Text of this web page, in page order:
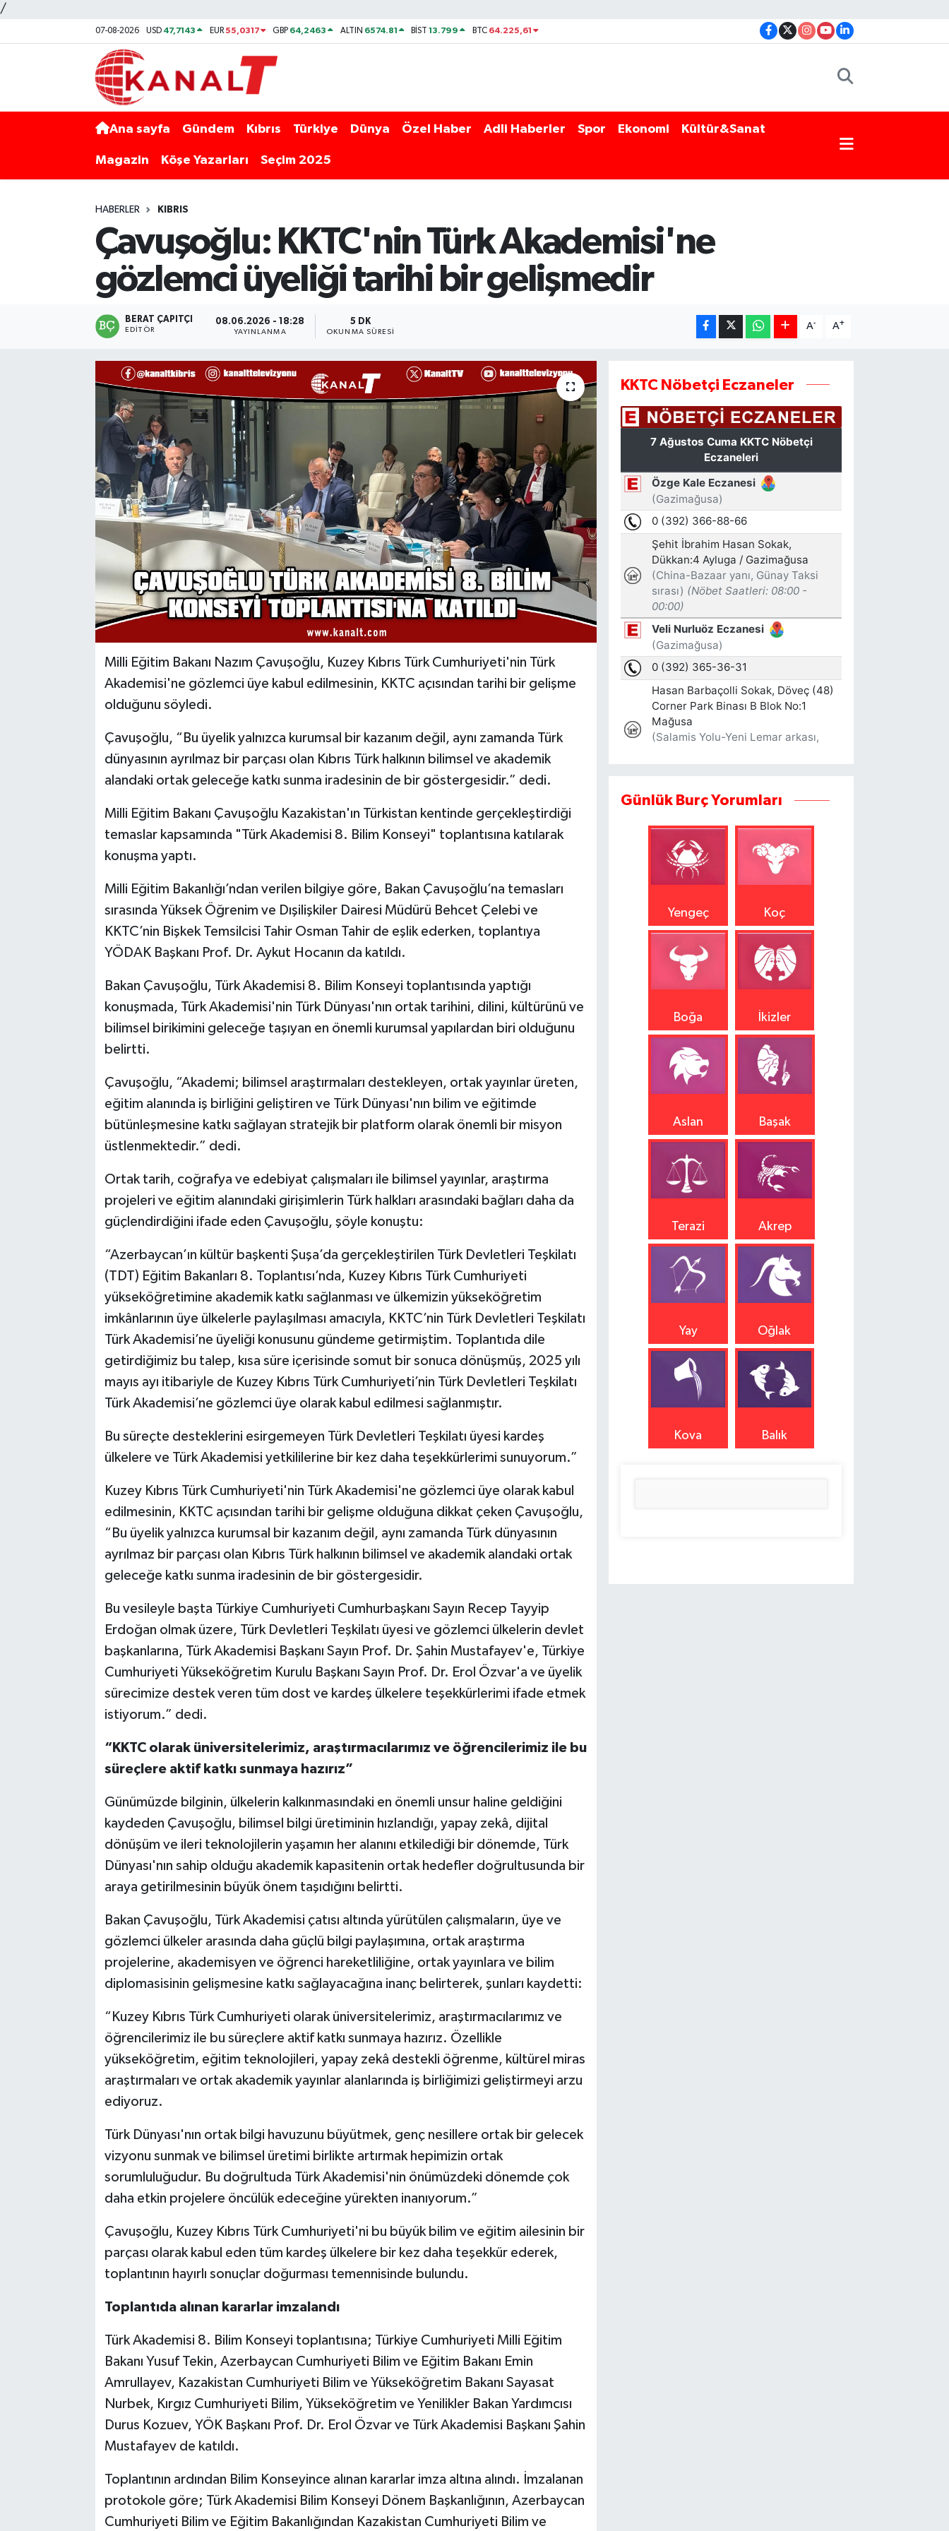
/
07-08-2026 USD 47,7143 EUR55,0317 GBP 64,2463 ALTIN 6574.81 BİST13.799 BTC 64.225,61
Ana sayfa Gündem Kıbrıs Türkiye Dünya Özel Haber Adli Haberler Spor Ekonomi Kültür&Sanat
Magazin Köşe Yazarları Seçim 2025
HABERLER KIBRIS
Çavuşoğlu: KKTC'nin Türk Akademisi'ne
gözlemci üyeliği tarihi bir gelişmedir
BERAT ÇAPITÇI
EDITÖR
08.06.2026 - 18:28
YAYINLANMA
5 DK
OKUNMA SÜRESI
A- A+
Milli Eğitim Bakanı Nazım Çavuşoğlu, Kuzey Kıbrıs Türk Cumhuriyeti'nin Türk
Akademisi'ne gözlemci üye kabul edilmesinin, KKTC açısından tarihi bir gelişme
olduğunu söyledi.
Çavuşoğlu, “Bu üyelik yalnızca kurumsal bir kazanım değil, aynı zamanda Türk
dünyasının ayrılmaz bir parçası olan Kıbrıs Türk halkının bilimsel ve akademik
alandaki ortak geleceğe katkı sunma iradesinin de bir göstergesidir.” dedi.
Milli Eğitim Bakanı Çavuşoğlu Kazakistan'ın Türkistan kentinde gerçekleştirdiği
temaslar kapsamında "Türk Akademisi 8. Bilim Konseyi" toplantısına katılarak
konuşma yaptı.
Milli Eğitim Bakanlığı’ndan verilen bilgiye göre, Bakan Çavuşoğlu’na temasları
sırasında Yüksek Öğrenim ve Dışilişkiler Dairesi Müdürü Behcet Çelebi ve
KKTC’nin Bişkek Temsilcisi Tahir Osman Tahir de eşlik ederken, toplantıya
YÖDAK Başkanı Prof. Dr. Aykut Hocanın da katıldı.
Bakan Çavuşoğlu, Türk Akademisi 8. Bilim Konseyi toplantısında yaptığı
konuşmada, Türk Akademisi'nin Türk Dünyası'nın ortak tarihini, dilini, kültürünü ve
bilimsel birikimini geleceğe taşıyan en önemli kurumsal yapılardan biri olduğunu
belirtti.
Çavuşoğlu, “Akademi; bilimsel araştırmaları destekleyen, ortak yayınlar üreten,
eğitim alanında iş birliğini geliştiren ve Türk Dünyası'nın bilim ve eğitimde
bütünleşmesine katkı sağlayan stratejik bir platform olarak önemli bir misyon
üstlenmektedir.” dedi.
Ortak tarih, coğrafya ve edebiyat çalışmaları ile bilimsel yayınlar, araştırma
projeleri ve eğitim alanındaki girişimlerin Türk halkları arasındaki bağları daha da
güçlendirdiğini ifade eden Çavuşoğlu, şöyle konuştu:
“Azerbaycan’ın kültür başkenti Şuşa’da gerçekleştirilen Türk Devletleri Teşkilatı
(TDT) Eğitim Bakanları 8. Toplantısı’nda, Kuzey Kıbrıs Türk Cumhuriyeti
yükseköğretimine akademik katkı sağlanması ve ülkemizin yükseköğretim
imkânlarının üye ülkelerle paylaşılması amacıyla, KKTC’nin Türk Devletleri Teşkilatı
Türk Akademisi’ne üyeliği konusunu gündeme getirmiştim. Toplantıda dile
getirdiğimiz bu talep, kısa süre içerisinde somut bir sonuca dönüşmüş, 2025 yılı
mayıs ayı itibariyle de Kuzey Kıbrıs Türk Cumhuriyeti’nin Türk Devletleri Teşkilatı
Türk Akademisi’ne gözlemci üye olarak kabul edilmesi sağlanmıştır.
Bu süreçte desteklerini esirgemeyen Türk Devletleri Teşkilatı üyesi kardeş
ülkelere ve Türk Akademisi yetkililerine bir kez daha teşekkürlerimi sunuyorum.”
Kuzey Kıbrıs Türk Cumhuriyeti'nin Türk Akademisi'ne gözlemci üye olarak kabul
edilmesinin, KKTC açısından tarihi bir gelişme olduğuna dikkat çeken Çavuşoğlu,
“Bu üyelik yalnızca kurumsal bir kazanım değil, aynı zamanda Türk dünyasının
ayrılmaz bir parçası olan Kıbrıs Türk halkının bilimsel ve akademik alandaki ortak
geleceğe katkı sunma iradesinin de bir göstergesidir.
Bu vesileyle başta Türkiye Cumhuriyeti Cumhurbaşkanı Sayın Recep Tayyip
Erdoğan olmak üzere, Türk Devletleri Teşkilatı üyesi ve gözlemci ülkelerin devlet
başkanlarına, Türk Akademisi Başkanı Sayın Prof. Dr. Şahin Mustafayev'e, Türkiye
Cumhuriyeti Yükseköğretim Kurulu Başkanı Sayın Prof. Dr. Erol Özvar'a ve üyelik
sürecimize destek veren tüm dost ve kardeş ülkelere teşekkürlerimi ifade etmek
istiyorum.” dedi.
“KKTC olarak üniversitelerimiz, araştırmacılarımız ve öğrencilerimiz ile bu
süreçlere aktif katkı sunmaya hazırız”
Günümüzde bilginin, ülkelerin kalkınmasındaki en önemli unsur haline geldiğini
kaydeden Çavuşoğlu, bilimsel bilgi üretiminin hızlandığı, yapay zekâ, dijital
dönüşüm ve ileri teknolojilerin yaşamın her alanını etkilediği bir dönemde, Türk
Dünyası'nın sahip olduğu akademik kapasitenin ortak hedefler doğrultusunda bir
araya getirilmesinin büyük önem taşıdığını belirtti.
Bakan Çavuşoğlu, Türk Akademisi çatısı altında yürütülen çalışmaların, üye ve
gözlemci ülkeler arasında daha güçlü bilgi paylaşımına, ortak araştırma
projelerine, akademisyen ve öğrenci hareketliliğine, ortak yayınlara ve bilim
diplomasisinin gelişmesine katkı sağlayacağına inanç belirterek, şunları kaydetti:
“Kuzey Kıbrıs Türk Cumhuriyeti olarak üniversitelerimiz, araştırmacılarımız ve
öğrencilerimiz ile bu süreçlere aktif katkı sunmaya hazırız. Özellikle
yükseköğretim, eğitim teknolojileri, yapay zekâ destekli öğrenme, kültürel miras
araştırmaları ve ortak akademik yayınlar alanlarında iş birliğimizi geliştirmeyi arzu
ediyoruz.
Türk Dünyası'nın ortak bilgi havuzunu büyütmek, genç nesillere ortak bir gelecek
vizyonu sunmak ve bilimsel üretimi birlikte artırmak hepimizin ortak
sorumluluğudur. Bu doğrultuda Türk Akademisi'nin önümüzdeki dönemde çok
daha etkin projelere öncülük edeceğine yürekten inanıyorum.”
Çavuşoğlu, Kuzey Kıbrıs Türk Cumhuriyeti'ni bu büyük bilim ve eğitim ailesinin bir
parçası olarak kabul eden tüm kardeş ülkelere bir kez daha teşekkür ederek,
toplantının hayırlı sonuçlar doğurması temennisinde bulundu.
Toplantıda alınan kararlar imzalandı
Türk Akademisi 8. Bilim Konseyi toplantısına; Türkiye Cumhuriyeti Milli Eğitim
Bakanı Yusuf Tekin, Azerbaycan Cumhuriyeti Bilim ve Eğitim Bakanı Emin
Amrullayev, Kazakistan Cumhuriyeti Bilim ve Yükseköğretim Bakanı Sayasat
Nurbek, Kırgız Cumhuriyeti Bilim, Yükseköğretim ve Yenilikler Bakan Yardımcısı
Durus Kozuev, YÖK Başkanı Prof. Dr. Erol Özvar ve Türk Akademisi Başkanı Şahin
Mustafayev de katıldı.
Toplantının ardından Bilim Konseyince alınan kararlar imza altına alındı. İmzalanan
protokole göre; Türk Akademisi Bilim Konseyi Dönem Başkanlığının, Azerbaycan
Cumhuriyeti Bilim ve Eğitim Bakanlığından Kazakistan Cumhuriyeti Bilim ve
KKTC Nöbetçi Eczaneler
Günlük Burç Yorumları
Yengeç Koç
Boğa İkizler
Aslan Başak
Terazi Akrep
Yay Oğlak
Kova Balık